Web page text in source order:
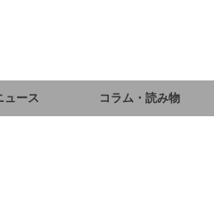
ュース コラム・読み物